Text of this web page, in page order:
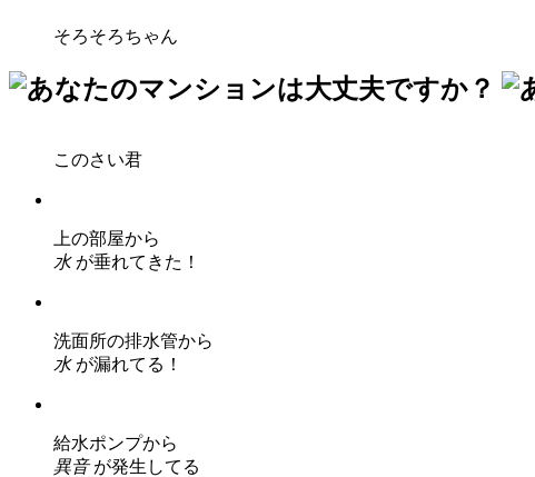
そろそろちゃん
このさい君
上の部屋から
水が垂れてきた！
洗面所の排水管から
水が漏れてる！
給水ポンプから
異音が発生してる